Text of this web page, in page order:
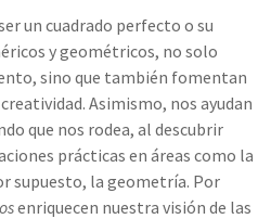
un cuadrado perfecto o su
y geométricos, no solo
sino que también fomentan
Asimismo, nos ayudan
que nos rodea, al descubrir
prácticas en áreas como la
supuesto, la geometría. Por
enriquecen nuestra visión de las